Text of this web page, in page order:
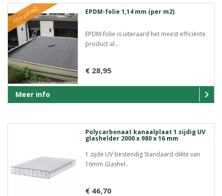
Prijs per m2 EPDM-folie 1,14 mm (per m2)
EPDM-folie is uiteraard het meest efficiënte
product al..
€ 28,95
Meer info
Polycarbonaat kanaalplaat 1 zijdig UV
glashelder 2000 x 980 x 16 mm
1 zijde UV bestendig Standaard dikte van
16mm Glashel..
€ 46,70